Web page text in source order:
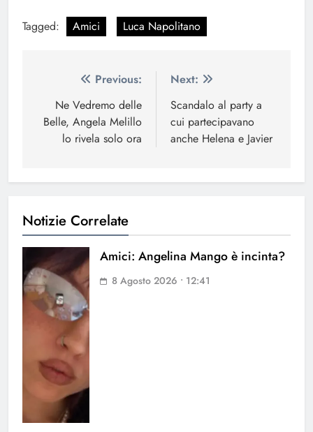
Tagged: Amici Luca Napolitano
Navigazione
articoli
Previous:
Ne Vedremo delle
Belle, Angela Melillo
lo rivela solo ora
Next:
Scandalo al party a
cui partecipavano
anche Helena e Javier
Notizie Correlate
Amici: Angelina Mango è incinta?
8 Agosto 2026 • 12:41